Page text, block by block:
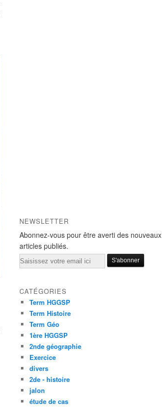
NEWSLETTER
Abonnez-vous pour être averti des nouveaux
articles publiés.
Email
CATÉGORIES
Term HGGSP
Term Histoire
Term Géo
1ère HGGSP
2nde géographie
Exercice
divers
2de - histoire
jalon
étude de cas